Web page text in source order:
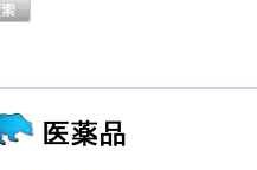
医薬品